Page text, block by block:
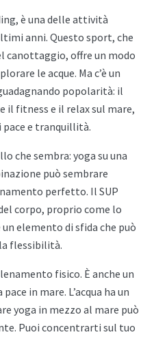
è una delle attività
anni. Questo sport, che
canottaggio, offre un modo
le acque. Ma c’è un
popolarità: il
il fitness e il relax sul mare,
pace e tranquillità.
che sembra: yoga su una
può sembrare
perfetto. Il SUP
corpo, proprio come lo
elemento di sfida che può
flessibilità.
fisico. È anche un
in mare. L’acqua ha un
yoga in mezzo al mare può
Puoi concentrarti sul tuo